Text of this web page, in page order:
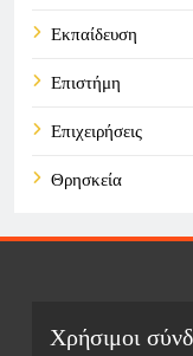
Εκπαίδευση
Επιστήμη
Επιχειρήσεις
Θρησκεία
Πολιτική
Χρήσιμοι